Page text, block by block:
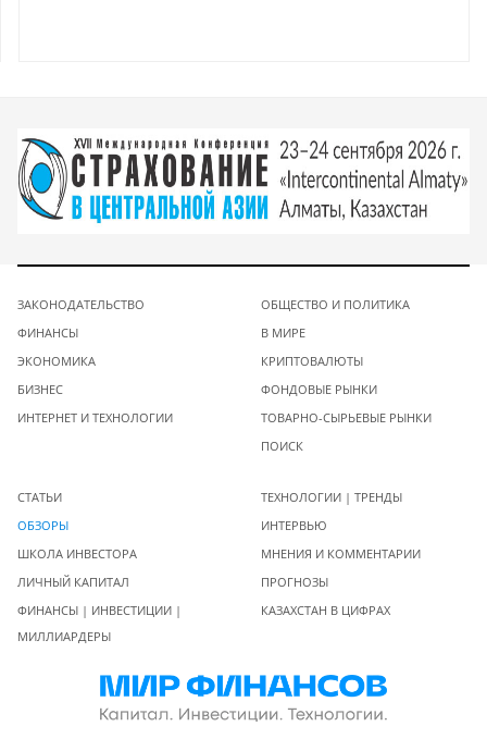
ЗАКОНОДАТЕЛЬСТВО
ФИНАНСЫ
ЭКОНОМИКА
БИЗНЕС
ИНТЕРНЕТ И ТЕХНОЛОГИИ
ОБЩЕСТВО И ПОЛИТИКА
В МИРЕ
КРИПТОВАЛЮТЫ
ФОНДОВЫЕ РЫНКИ
ТОВАРНО-СЫРЬЕВЫЕ РЫНКИ
ПОИСК
СТАТЬИ
ОБЗОРЫ
ШКОЛА ИНВЕСТОРА
ЛИЧНЫЙ КАПИТАЛ
ФИНАНСЫ | ИНВЕСТИЦИИ |
МИЛЛИАРДЕРЫ
ТЕХНОЛОГИИ | ТРЕНДЫ
ИНТЕРВЬЮ
МНЕНИЯ И КОММЕНТАРИИ
ПРОГНОЗЫ
КАЗАХСТАН В ЦИФРАХ